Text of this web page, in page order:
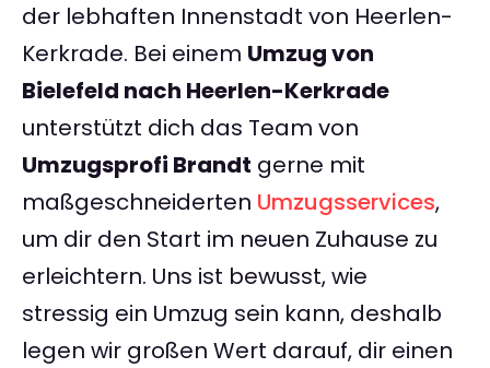
der lebhaften Innenstadt von Heerlen-
Kerkrade. Bei einem Umzug von
Bielefeld nach Heerlen-Kerkrade
unterstützt dich das Team von
Umzugsprofi Brandt gerne mit
maßgeschneiderten Umzugsservices,
um dir den Start im neuen Zuhause zu
erleichtern. Uns ist bewusst, wie
stressig ein Umzug sein kann, deshalb
legen wir großen Wert darauf, dir einen